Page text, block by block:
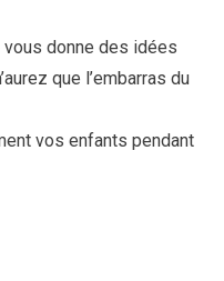
vous donne des idées
que l’embarras du
vos enfants pendant